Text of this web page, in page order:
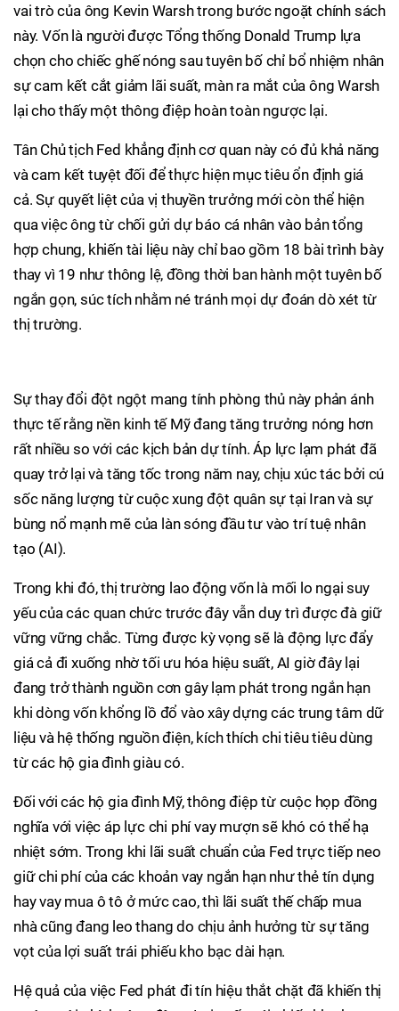
vai trò của ông Kevin Warsh trong bước ngoặt chính sách
này. Vốn là người được Tổng thống Donald Trump lựa
chọn cho chiếc ghế nóng sau tuyên bố chỉ bổ nhiệm nhân
sự cam kết cắt giảm lãi suất, màn ra mắt của ông Warsh
lại cho thấy một thông điệp hoàn toàn ngược lại.
Tân Chủ tịch Fed khẳng định cơ quan này có đủ khả năng
và cam kết tuyệt đối để thực hiện mục tiêu ổn định giá
cả. Sự quyết liệt của vị thuyền trưởng mới còn thể hiện
qua việc ông từ chối gửi dự báo cá nhân vào bản tổng
hợp chung, khiến tài liệu này chỉ bao gồm 18 bài trình bày
thay vì 19 như thông lệ, đồng thời ban hành một tuyên bố
ngắn gọn, súc tích nhằm né tránh mọi dự đoán dò xét từ
thị trường.
Sự thay đổi đột ngột mang tính phòng thủ này phản ánh
thực tế rằng nền kinh tế Mỹ đang tăng trưởng nóng hơn
rất nhiều so với các kịch bản dự tính. Áp lực lạm phát đã
quay trở lại và tăng tốc trong năm nay, chịu xúc tác bởi cú
sốc năng lượng từ cuộc xung đột quân sự tại Iran và sự
bùng nổ mạnh mẽ của làn sóng đầu tư vào trí tuệ nhân
tạo (AI).
Trong khi đó, thị trường lao động vốn là mối lo ngại suy
yếu của các quan chức trước đây vẫn duy trì được đà giữ
vững vững chắc. Từng được kỳ vọng sẽ là động lực đẩy
giá cả đi xuống nhờ tối ưu hóa hiệu suất, AI giờ đây lại
đang trở thành nguồn cơn gây lạm phát trong ngắn hạn
khi dòng vốn khổng lồ đổ vào xây dựng các trung tâm dữ
liệu và hệ thống nguồn điện, kích thích chi tiêu tiêu dùng
từ các hộ gia đình giàu có.
Đối với các hộ gia đình Mỹ, thông điệp từ cuộc họp đồng
nghĩa với việc áp lực chi phí vay mượn sẽ khó có thể hạ
nhiệt sớm. Trong khi lãi suất chuẩn của Fed trực tiếp neo
giữ chi phí của các khoản vay ngắn hạn như thẻ tín dụng
hay vay mua ô tô ở mức cao, thì lãi suất thế chấp mua
nhà cũng đang leo thang do chịu ảnh hưởng từ sự tăng
vọt của lợi suất trái phiếu kho bạc dài hạn.
Hệ quả của việc Fed phát đi tín hiệu thắt chặt đã khiến thị